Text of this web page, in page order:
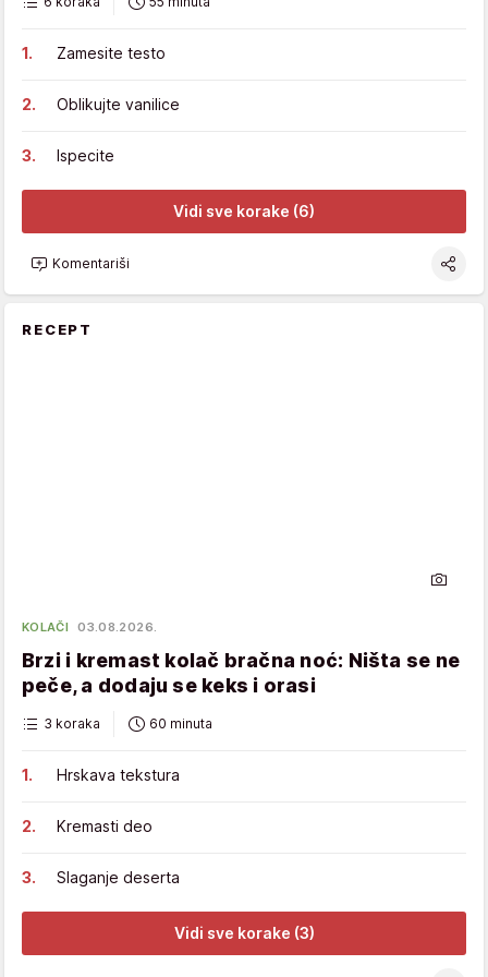
Zamesite testo
Oblikujte vanilice
Ispecite
Vidi sve korake (6)
Komentariši
RECEPT
KOLAČI 03.08.2026.
Brzi i kremast kolač bračna noć: Ništa se ne
peče, a dodaju se keks i orasi
3 koraka 60 minuta
Hrskava tekstura
Kremasti deo
Slaganje deserta
Vidi sve korake (3)